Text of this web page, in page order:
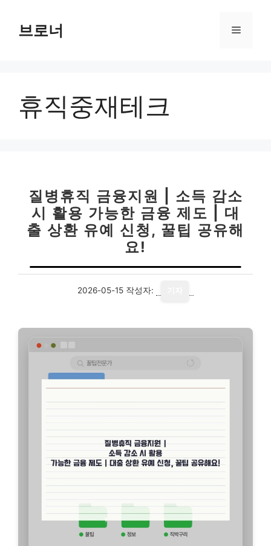
브로너 메
휴직중재테크
질병휴직 금융지원 | 소득 감소
시 활용 가능한 금융 제도 | 대
출 상환 유예 신청, 꿀팁 공유해
요!
2026-05-15 작성자: